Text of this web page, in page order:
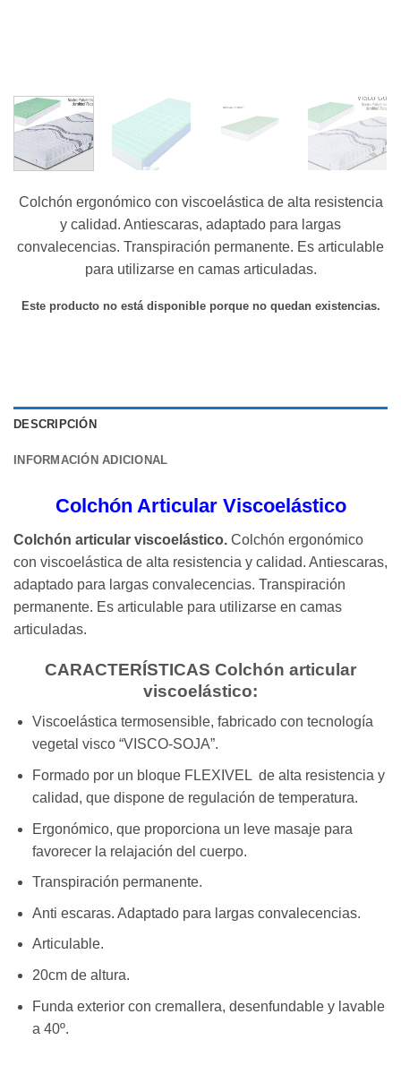
Colchón ergonómico con viscoelástica de alta resistencia
y calidad. Antiescaras, adaptado para largas
convalecencias. Transpiración permanente. Es articulable
para utilizarse en camas articuladas.
Este producto no está disponible porque no quedan existencias.
DESCRIPCIÓN
INFORMACIÓN ADICIONAL
Colchón Articular Viscoelástico
Colchón articular viscoelástico. Colchón ergonómico
con viscoelástica de alta resistencia y calidad. Antiescaras,
adaptado para largas convalecencias. Transpiración
permanente. Es articulable para utilizarse en camas
articuladas.
CARACTERÍSTICAS Colchón articular
viscoelástico:
Viscoelástica termosensible, fabricado con tecnología
vegetal visco “VISCO-SOJA”.
Formado por un bloque FLEXIVEL de alta resistencia y
calidad, que dispone de regulación de temperatura.
Ergonómico, que proporciona un leve masaje para
favorecer la relajación del cuerpo.
Transpiración permanente.
Anti escaras. Adaptado para largas convalecencias.
Articulable.
20cm de altura.
Funda exterior con cremallera, desenfundable y lavable
a 40º.